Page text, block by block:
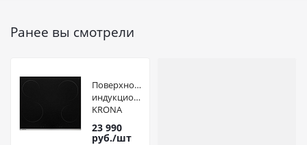
Ранее вы смотрели
Поверхность
индукционная
KRONA
Grund 60
BL/S
23 990
руб./шт